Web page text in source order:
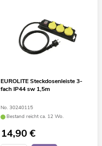
EUROLITE Steckdosenleiste 3-
fach IP44 sw 1,5m
No. 30240115
Bestand reicht ca. 12 Wo.
14,90€